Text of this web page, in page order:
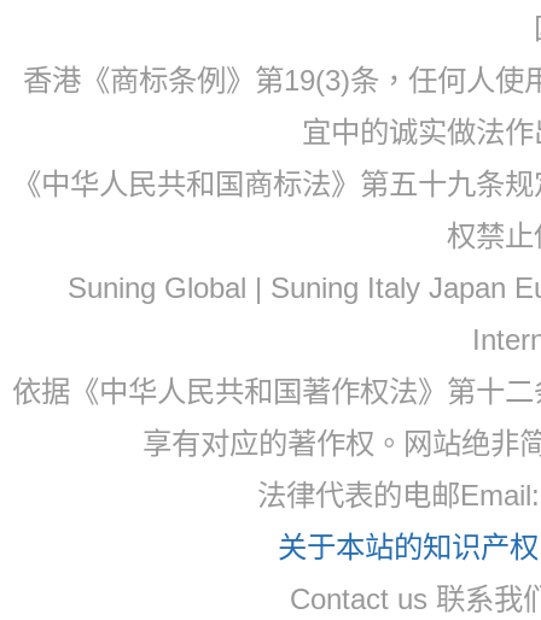
香港《商标条例》第19(3)条，任何人
宜中的诚实做法
《中华人民共和国商标法》第五十九条
权禁
Suning Global | Suning Italy Japan
依据《中华人民共和国著作权法》第十
享有对应的著作权。网站绝非
法律代表的电邮
关于本站的知识产
Contact us 联系我